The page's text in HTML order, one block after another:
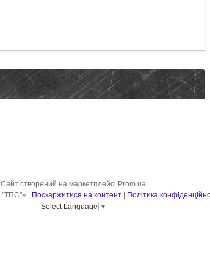
Сайт створений на маркетплейсі Prom.ua
Поскаржитися на контент
Політика
Select Language ▼